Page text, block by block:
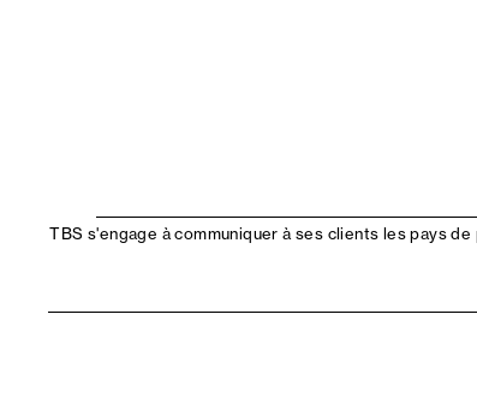
TBS s'engage à communiquer à ses clients les pays